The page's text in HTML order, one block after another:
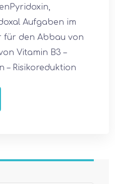
Aufgaben im
für den Abbau von
Vitamin B3 –
– Risikoreduktion